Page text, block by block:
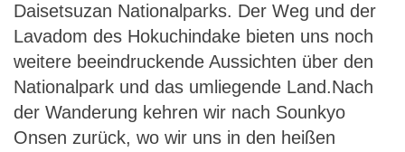
Daisetsuzan Nationalparks. Der Weg und der
Lavadom des Hokuchindake bieten uns noch
weitere beeindruckende Aussichten über den
Nationalpark und das umliegende Land.Nach
der Wanderung kehren wir nach Sounkyo
Onsen zurück, wo wir uns in den heißen